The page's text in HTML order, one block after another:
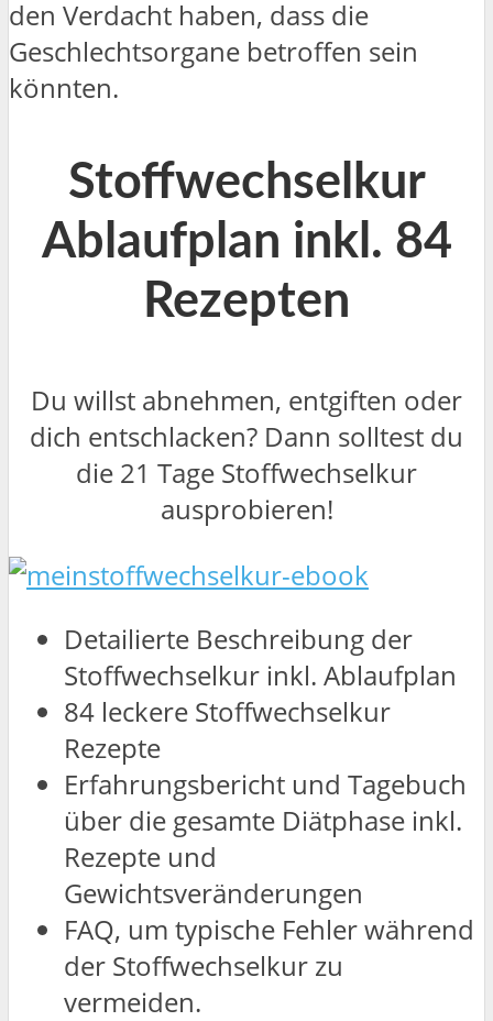
den Verdacht haben, dass die
Geschlechtsorgane betroffen sein
könnten.
Stoffwechselkur
Ablaufplan inkl. 84
Rezepten
Du willst abnehmen, entgiften oder
dich entschlacken? Dann solltest du
die 21 Tage Stoffwechselkur
ausprobieren!
Detailierte Beschreibung der
Stoffwechselkur inkl. Ablaufplan
84 leckere Stoffwechselkur
Rezepte
Erfahrungsbericht und Tagebuch
über die gesamte Diätphase inkl.
Rezepte und
Gewichtsveränderungen
FAQ, um typische Fehler während
der Stoffwechselkur zu
vermeiden.